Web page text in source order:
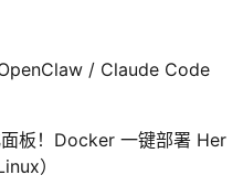
/ Claude Code
板！Docker 一键部署 Her
）